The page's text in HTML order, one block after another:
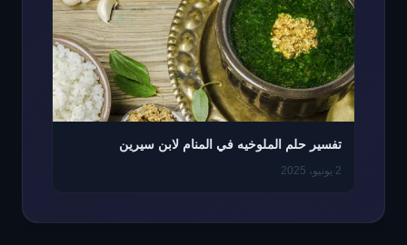
تفسير حلم الملوخيه في المنام لابن سيرين
2 يونيو، 2025